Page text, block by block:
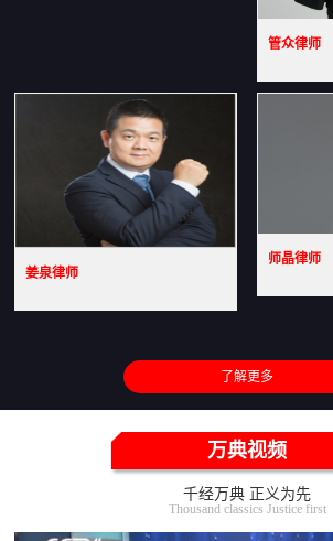
管众律师
姜泉律师
师晶律师
了解更多
万典视频
千经万典 正义为先
Thousand classics Justice first